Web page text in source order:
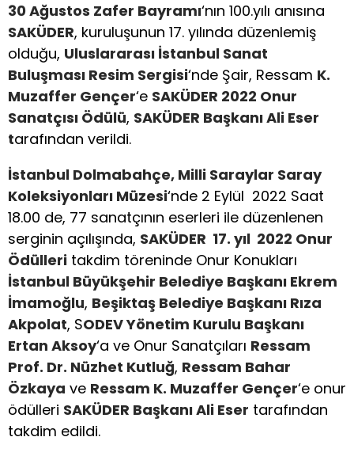
30 Ağustos Zafer Bayramı‘nın 100.yılı anısına
SAKÜDER, kuruluşunun 17. yılında düzenlemiş
olduğu, Uluslararası İstanbul Sanat
Buluşması Resim Sergisi‘nde Şair, Ressam K.
Muzaffer Gençer‘e SAKÜDER 2022 Onur
Sanatçısı Ödülü, SAKÜDER Başkanı Ali Eser
tarafından verildi.
İstanbul Dolmabahçe, Milli Saraylar Saray
Koleksiyonları Müzesi‘nde 2 Eylül 2022 Saat
18.00 de, 77 sanatçının eserleri ile düzenlenen
serginin açılışında, SAKÜDER 17. yıl 2022 Onur
Ödülleri takdim töreninde Onur Konukları
İstanbul Büyükşehir Belediye Başkanı Ekrem
İmamoğlu, Beşiktaş Belediye Başkanı Rıza
Akpolat, SODEV Yönetim Kurulu Başkanı
Ertan Aksoy‘a ve Onur Sanatçıları Ressam
Prof. Dr. Nüzhet Kutluğ, Ressam Bahar
Özkaya ve Ressam K. Muzaffer Gençer‘e onur
ödülleri SAKÜDER Başkanı Ali Eser tarafından
takdim edildi.